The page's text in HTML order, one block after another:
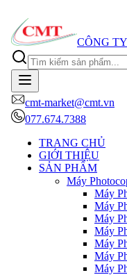
CÔNG
cmt-market@cmt.vn
077.674.7388
TRANG CHỦ
GIỚI THIỆU
SẢN PHẨM
Máy
Máy
Máy
Máy
Máy
Máy
Máy
Máy